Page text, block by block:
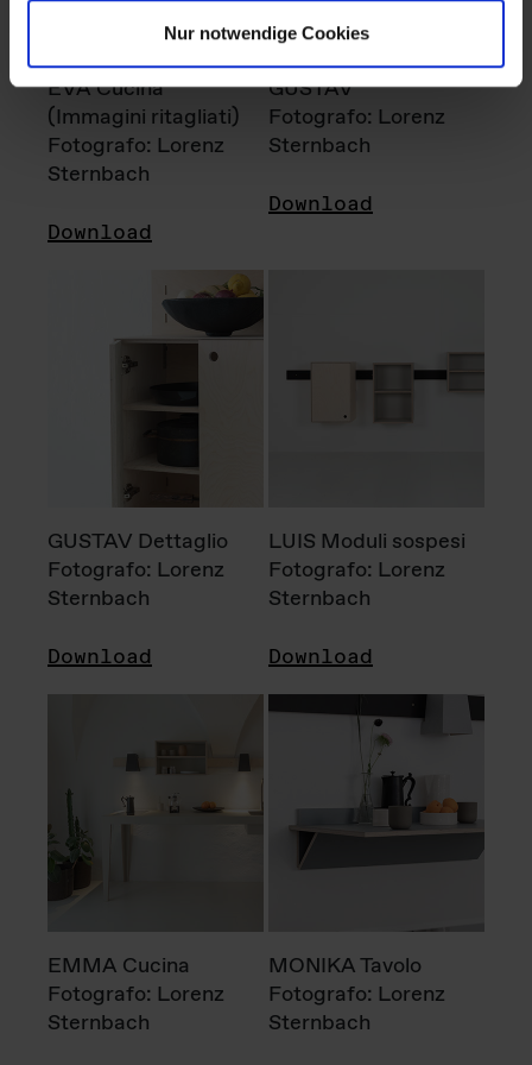
Nur notwendige Cookies
EVA Cucina
(Immagini ritagliati)
Fotografo: Lorenz
Sternbach
Download
GUSTAV
Fotografo: Lorenz
Sternbach
Download
GUSTAV Dettaglio
Fotografo: Lorenz
Sternbach
Download
LUIS Moduli sospesi
Fotografo: Lorenz
Sternbach
Download
EMMA Cucina
Fotografo: Lorenz
Sternbach
MONIKA Tavolo
Fotografo: Lorenz
Sternbach